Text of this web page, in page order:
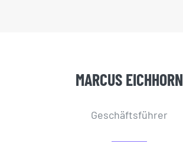
MARCUS EICHHORN
Geschäftsführer